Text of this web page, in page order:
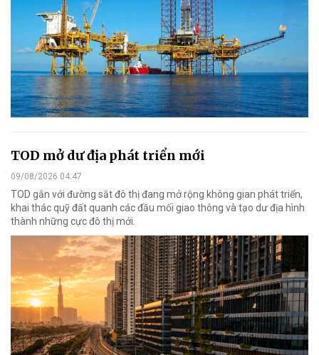
TOD mở dư địa phát triển mới
09/08/2026 04:47
TOD gắn với đường sắt đô thị đang mở rộng không gian phát triển,
khai thác quỹ đất quanh các đầu mối giao thông và tạo dư địa hình
thành những cực đô thị mới.